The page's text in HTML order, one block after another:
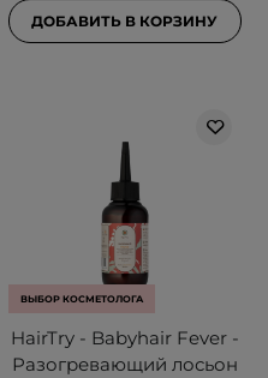
ДОБАВИТЬ В КОРЗИНУ
ВЫБОР КОСМЕТОЛОГА
HairTry - Babyhair Fever -
Разогревающий лосьон